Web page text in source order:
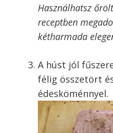
Használhatsz
receptben
kétharmada
A húst jól
félig összetört
édesköménnyel.